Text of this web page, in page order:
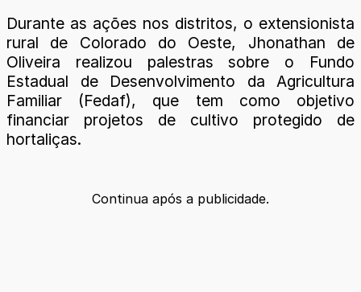
Durante as ações nos distritos, o extensionista
rural de Colorado do Oeste, Jhonathan de
Oliveira realizou palestras sobre o Fundo
Estadual de Desenvolvimento da Agricultura
Familiar (Fedaf), que tem como objetivo
financiar projetos de cultivo protegido de
hortaliças.
Continua após a publicidade.